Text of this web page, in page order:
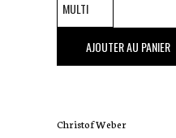
,00 €
AJOUTER AU PANIER
Christof Weber